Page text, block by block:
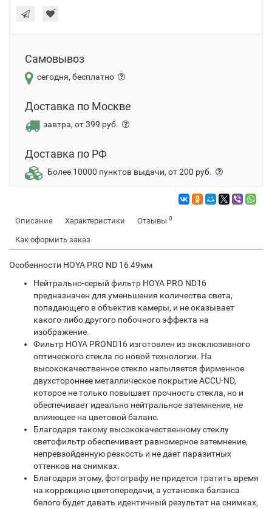
Самовывоз
сегодня, бесплатно
Доставка по Москве
завтра, от 399 руб.
Доставка по РФ
Более 10000 пунктов выдачи, от 200 руб.
Описание Характеристики Отзывы 0
Как оформить заказ
Особенности HOYA PRO ND 16 49мм
Нейтрально-серый фильтр HOYA PRO ND16
предназначен для уменьшения количества света,
попадающего в объектив камеры, и не оказывает
какого-либо другого побочного эффекта на
изображение.
Фильтр HOYA PROND16 изготовлен из эксклюзивного
оптического стекла по новой технологии. На
высококачественное стекло напыляется фирменное
двухстороннее металлическое покрытие ACCU-ND,
которое не только повышает прочность стекла, но и
обеспечивает идеально нейтральное затемнение, не
влияющее на цветовой баланс.
Благодаря такому высококачественному стеклу
светофильтр обеспечивает равномерное затемнение,
непревзойденную резкость и не дает паразитных
оттенков на снимках.
Благодаря этому, фотографу не придется тратить время
на коррекцию цветопередачи, а установка баланса
белого будет давать идентичный результат на снимках,